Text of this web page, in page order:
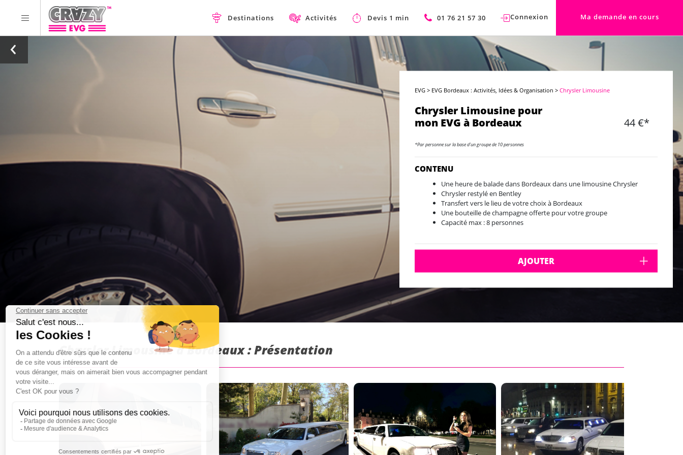
Destinations Activités Devis 1 min 01 76 21 57 30 Connexion Ma demande en cours
EVG > EVG Bordeaux : Activités, Idées & Organisation >Chrysler Limousine
Chrysler Limousine pour
mon EVG à Bordeaux
44 €*
*Par personne sur la base d'un groupe de 10 personnes
CONTENU
Une heure de balade dans Bordeaux dans une limousine Chrysler
Chrysler restylé en Bentley
Transfert vers le lieu de votre choix à Bordeaux
Une bouteille de champagne offerte pour votre groupe
Capacité max : 8 personnes
AJOUTER
Chrysler Limousine à Bordeaux : Présentation